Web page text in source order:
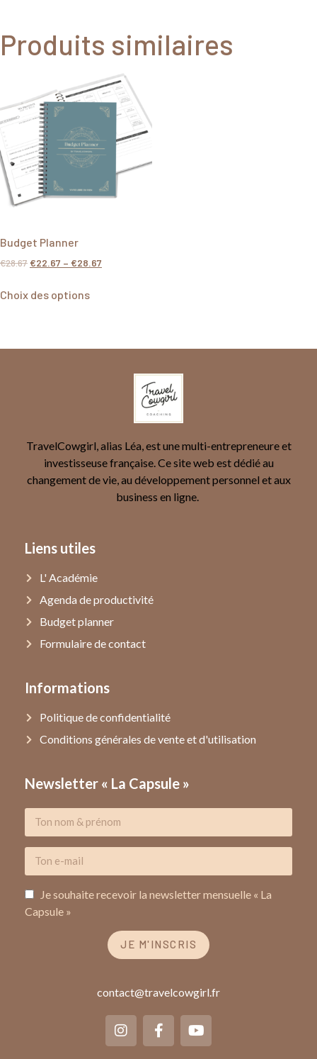
Produits similaires
Budget Planner
€28.67 €22.67 – €28.67
Choix des options
TravelCowgirl, alias Léa, est une multi-entrepreneure et
investisseuse française. Ce site web est dédié au
changement de vie, au développement personnel et aux
business en ligne.
Liens utiles
L' Académie
Agenda de productivité
Budget planner
Formulaire de contact
Informations
Politique de confidentialité
Conditions générales de vente et d'utilisation
Newsletter « La Capsule »
Je souhaite recevoir la newsletter mensuelle « La
Capsule »
JE M'INSCRIS
contact@travelcowgirl.fr